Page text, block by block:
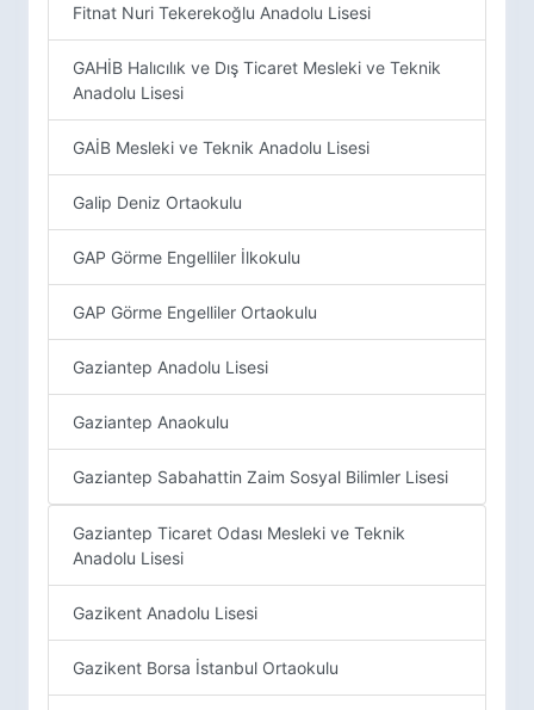
Fitnat Nuri Tekerekoğlu Anadolu Lisesi
GAHİB Halıcılık ve Dış Ticaret Mesleki ve Teknik
Anadolu Lisesi
GAİB Mesleki ve Teknik Anadolu Lisesi
Galip Deniz Ortaokulu
GAP Görme Engelliler İlkokulu
GAP Görme Engelliler Ortaokulu
Gaziantep Anadolu Lisesi
Gaziantep Anaokulu
Gaziantep Sabahattin Zaim Sosyal Bilimler Lisesi
Gaziantep Ticaret Odası Mesleki ve Teknik
Anadolu Lisesi
Gazikent Anadolu Lisesi
Gazikent Borsa İstanbul Ortaokulu